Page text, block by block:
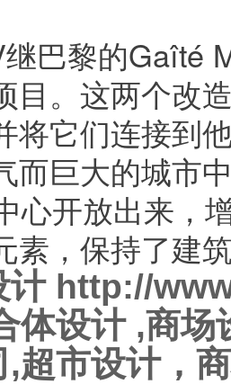
巴黎的Gaîté
目。这两个改
将它们连接到
而巨大的城市
心开放出来，
素，保持了建
计 http://
体设计 ,商场
,超市设计，